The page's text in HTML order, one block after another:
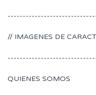
// IMAGENES DE
QUIENES SOMOS